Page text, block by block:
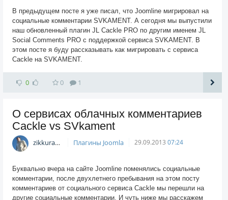
В предыдущем посте я уже писал, что Joomline мигрировал на
социальные комментарии SVKAMENT. А сегодня мы выпустили
наш обновленный плагин JL Cackle PRO по другим именем JL
Social Comments PRO с поддержкой сервиса SVKAMENT. В
этом посте я буду рассказывать как мигрировать с сервиса
Cackle на SVKAMENT.
0 0 1
О сервисах облачных комментариев
Cackle vs SVkament
zikkuratvk Плагины Joomla 29.09.2013 07:24
Буквально вчера на сайте Joomline поменялись социальные
комментарии, после двухлетнего пребывания на этом посту
комментариев от социального сервиса Cackle мы перешли на
другие социальные комментарии. И чуть ниже мы расскажем